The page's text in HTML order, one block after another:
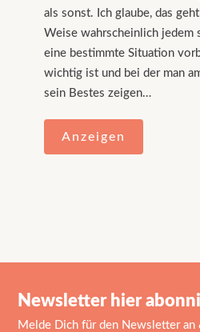
als sonst. Ich glaube, das
Weise wahrscheinlich jedem
eine bestimmte Situation
wichtig ist und bei der man
sein Bestes zeigen…
Anzeigen
Newsletter hier
Melde Dich für den Newsletter